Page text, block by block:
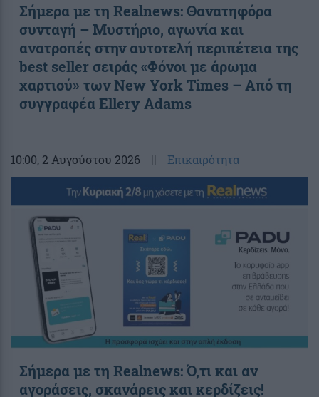
Σήμερα με τη Realnews: Θανατηφόρα
συνταγή – Μυστήριο, αγωνία και
ανατροπές στην αυτοτελή περιπέτεια της
best seller σειράς «Φόνοι με άρωμα
χαρτιού» των New York Times – Από τη
συγγραφέα Ellery Adams
10:00, 2 Αυγούστου 2026 || Επικαιρότητα
Σήμερα με τη Realnews: Ό,τι και αν
αγοράσεις, σκανάρεις και κερδίζεις!